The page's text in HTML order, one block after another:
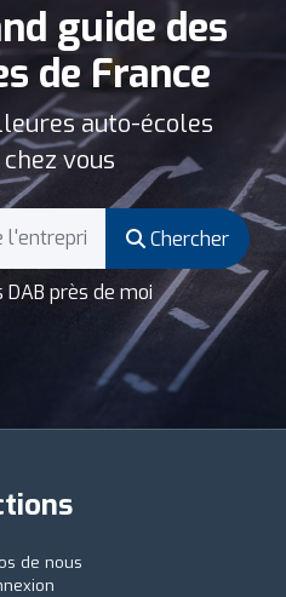
guide des
de France
auto-écoles
vous
Chercher
près de moi
de nous